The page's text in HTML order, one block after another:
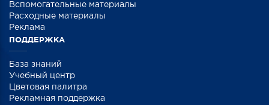
Вспомогательные материалы
Расходные материалы
Реклама
ПОДДЕРЖКА
База знаний
Учебный центр
Цветовая палитра
Рекламная поддержка